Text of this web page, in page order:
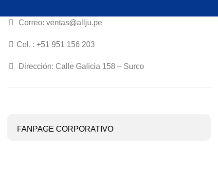
Correo: ventas@allju.pe
Cel. : +51 951 156 203
Dirección: Calle Galicia 158 – Surco
FANPAGE CORPORATIVO